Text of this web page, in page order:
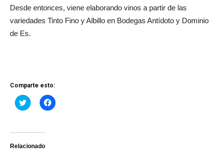
Desde entonces, viene elaborando vinos a partir de las
variedades Tinto Fino y Albillo en Bodegas Antídoto y Dominio
de Es.
Comparte esto:
Haz
clic
Twitter
abre
Haz
clic
Relacionado